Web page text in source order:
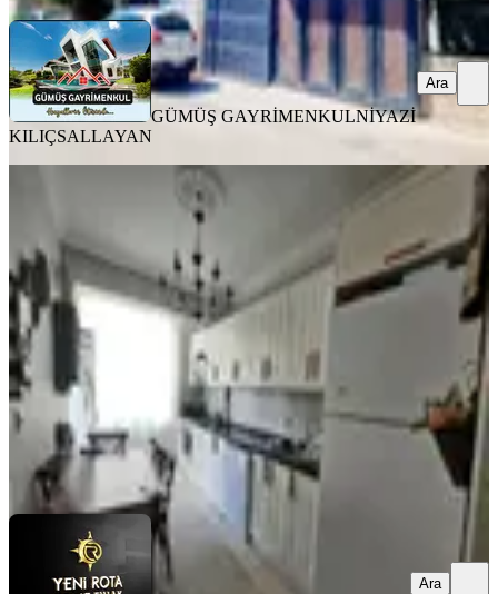
GÜMÜŞ GAYRİMENKULNİYAZİ
KILIÇSALLAYAN
Ara
Yeni Rota Emlaktan Merkezi
Konumda Satılık 3+1 Daire
Onikişubat, Akif İnan Mahallesi
3+1 ·150 m²·1. Kat 05.08.2026
YENİ ROTA İNŞAAT EMLAKFaruk ATCI
Ara
Ara